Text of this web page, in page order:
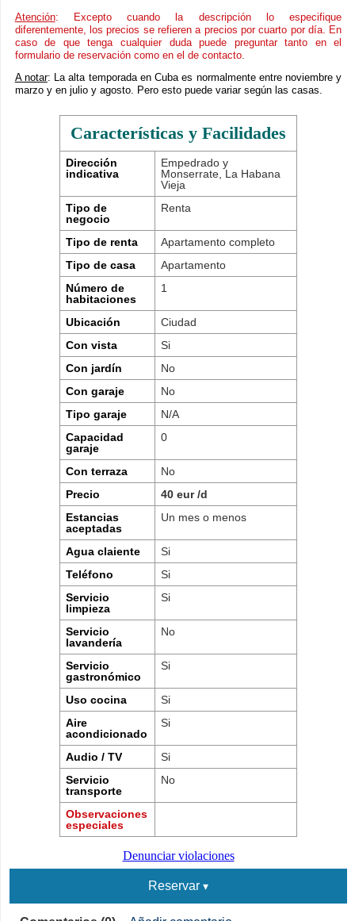
Atención: Excepto cuando la descripción lo especifique
diferentemente, los precios se refieren a precios por cuarto por día. En
caso de que tenga cualquier duda puede preguntar tanto en el
formulario de reservación como en el de contacto.
A notar: La alta temporada en Cuba es normalmente entre noviembre y
marzo y en julio y agosto. Pero esto puede variar según las casas.
Características y Facilidades
Dirección
indicativa
Empedrado y
Monserrate, La Habana
Vieja
Tipo de
negocio
Renta
Tipo de renta
Apartamento completo
Tipo de casa
Apartamento
Número de
habitaciones
1
Ubicación
Ciudad
Con vista
Si
Con jardín
No
Con garaje
No
Tipo garaje
N/A
Capacidad
garaje
0
Con terraza
No
Precio
40 eur /d
Estancias
aceptadas
Un mes o menos
Agua claiente
Si
Teléfono
Si
Servicio
limpieza
Si
Servicio
lavandería
No
Servicio
gastronómico
Si
Uso cocina
Si
Aire
acondicionado
Si
Audio / TV
Si
Servicio
transporte
No
Observaciones
especiales
Denunciar violaciones
Reservar